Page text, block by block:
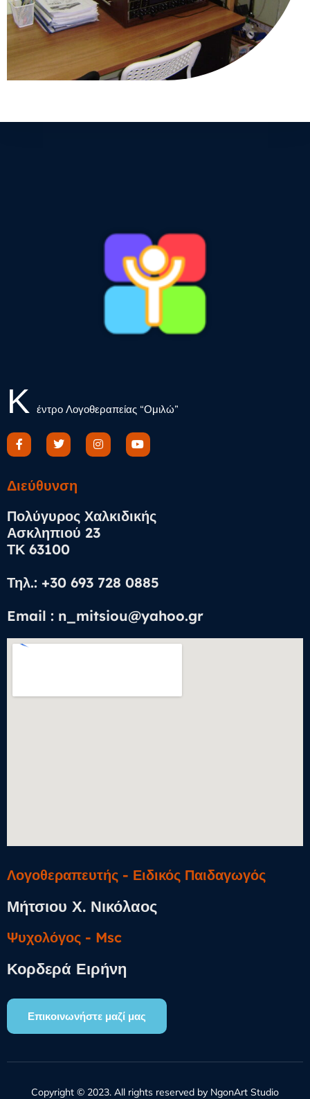
Κ έντρο Λογοθεραπείας “Ομιλώ”
Διεύθυνση​
Πολύγυρος Χαλκιδικής
Ασκληπιού 23
ΤΚ 63100
Τηλ.: +30 693 728 0885
Email : n_mitsiou@yahoo.gr
Λογοθεραπευτής - Ειδικός Παιδαγωγός
Μήτσιου Χ. Νικόλαος
Ψυχολόγος​ - Msc
Κορδερά Ειρήνη
Επικοινωνήστε μαζί μας
Copyright © 2023. All rights reserved by NgonArt Studio